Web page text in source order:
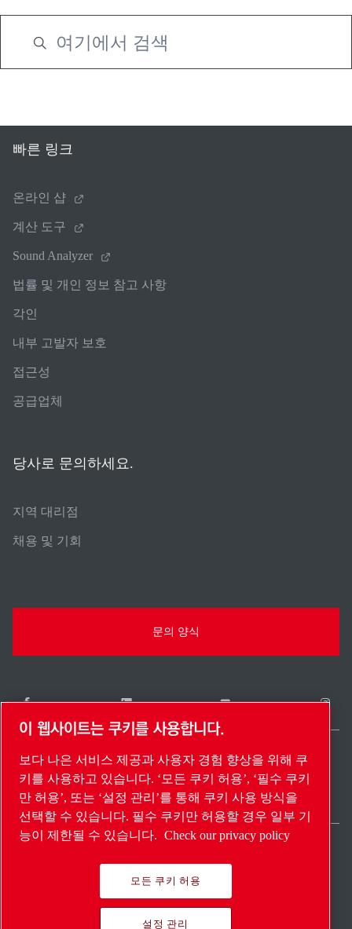
빠른 링크
온라인 샵
계산 도구
Sound Analyzer
법률 및 개인 정보 참고 사항
각인
내부 고발자 보호
접근성
공급업체
당사로 문의하세요.
지역 대리점
채용 및 기회
문의 양식
사이트 맵설정 관리© 2026 저작권.
South Korea / KO
Pioneering products.
이 웹사이트는 쿠키를 사용합니다.
보다 나은 서비스 제공과 사용자 경험 향상을 위해 쿠
키를 사용하고 있습니다. ‘모든 쿠키 허용’, ‘필수 쿠키
만 허용’, 또는 ‘설정 관리’를 통해 쿠키 사용 방식을
선택할 수 있습니다. 필수 쿠키만 허용할 경우 일부 기
능이 제한될 수 있습니다. Check our privacy policy
모든 쿠키 허용
설정 관리